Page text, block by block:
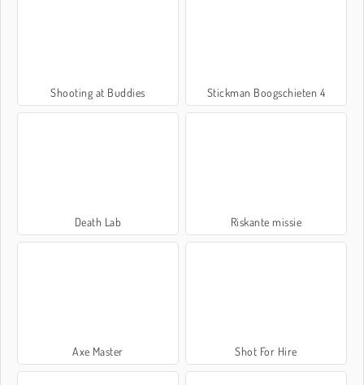
Shooting at Buddies Stickman Boogschieten 4
Death Lab Riskante missie
Axe Master Shot For Hire